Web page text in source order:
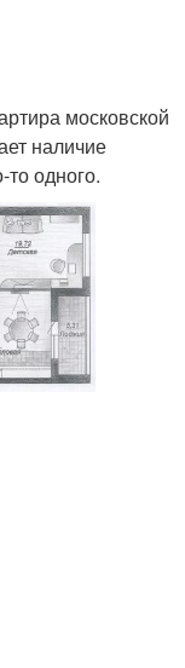
московской
наличие
одного.